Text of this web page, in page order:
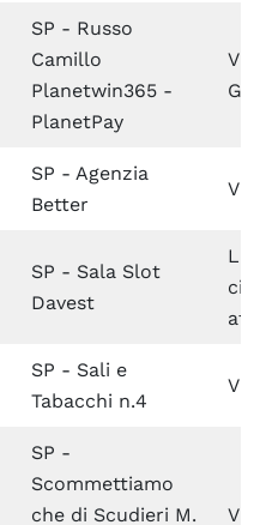
SP - Russo
Camillo
Planetwin365 -
PlanetPay
SP - Agenzia
Better
SP - Sala Slot
Davest
SP - Sali e
Tabacchi n.4
SP -
Scommettiamo
che di Scudieri M.